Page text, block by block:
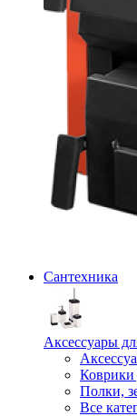
Сантехника
Аксессуары
Коврики
Полки,
Все